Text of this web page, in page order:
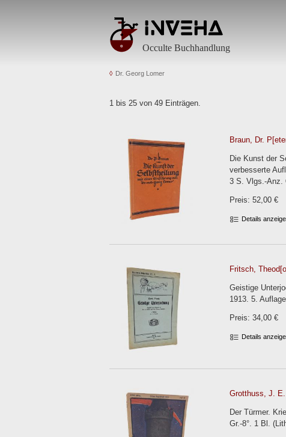
Occulte Buchhandlung
Dr. Georg Lomer
1 bis 25 von 49 Einträgen.
Braun, Dr.
Die Kunst der
verbesserte
3 S. Vlgs.-Anz.
Preis: 52,00 €
Details
Fritsch,
Geistige
1913. 5.
Preis: 34,00 €
Details
Grotthuss, J.
Der Türmer.
Gr.-8°. 1 Bl.